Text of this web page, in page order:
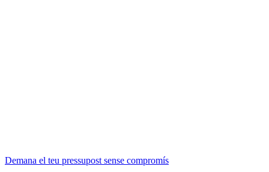
Demana el teu pressupost sense compromís